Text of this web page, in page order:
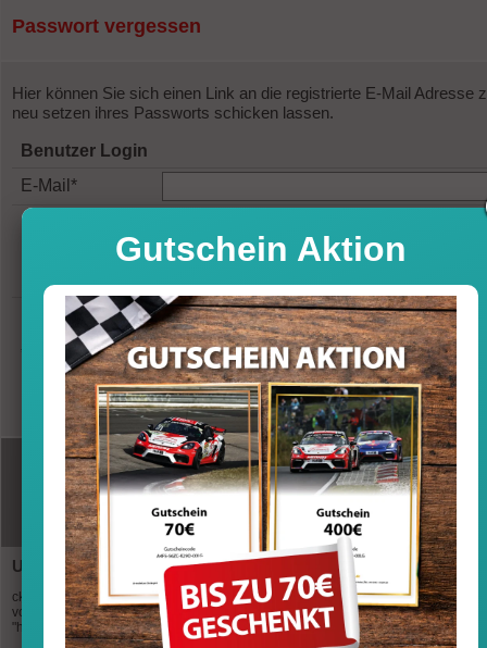
Passwort vergessen
Hier können Sie sich einen Link an die registrierte E-Mail Adresse
neu setzen ihres Passworts schicken lassen.
Benutzer Login
E-Mail*
* Markierte Felder sind Pflichtfelder
Unternehmen
ck-modelcars stellt sich an dieser Stelle
vor und möchte Ihnen gerne einen Blick
"hinter die Kulissen" ermöglichen.
Newsletter
Lassen Sie sich regelmäßig über
Neuheiten und Angebote bequem
Email informieren.
Gutschein Aktion